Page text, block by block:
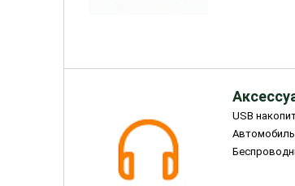
USB